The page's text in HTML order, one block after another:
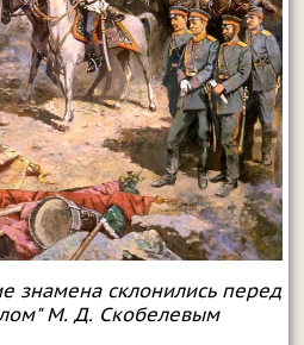
знамена склонились перед
М. Д. Скобелевым